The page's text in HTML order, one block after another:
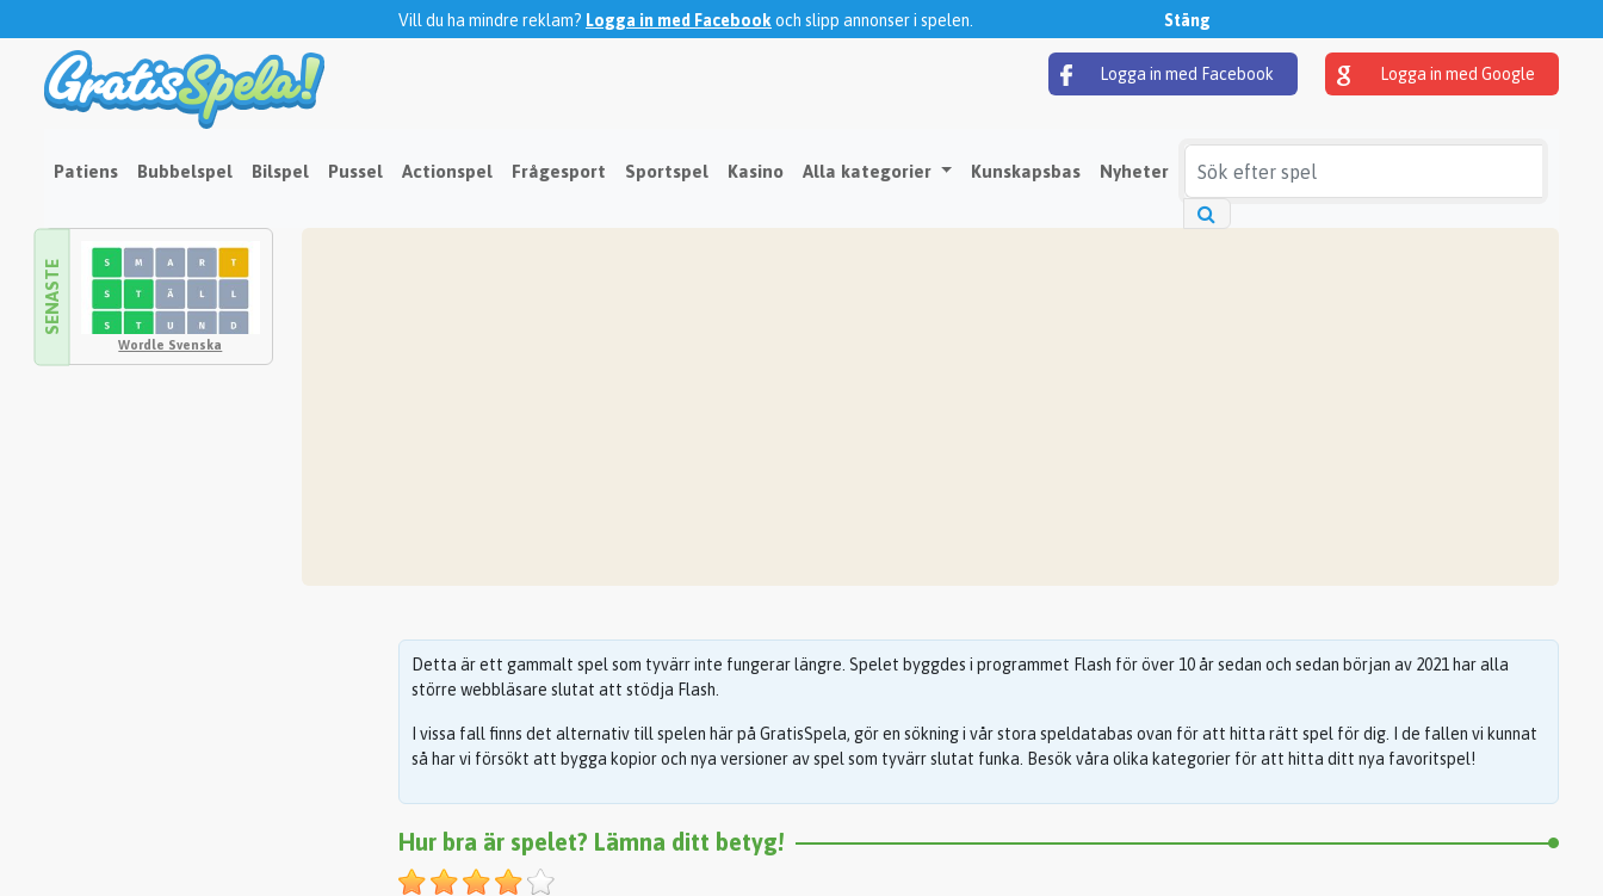
Vill du ha mindre reklam? Logga in med Facebook och slipp annonser i spelen. Stäng
Logga in med Facebook Logga in med Google
Patiens Bubbelspel Bilspel Pussel Actionspel Frågesport Sportspel Kasino Alla kategorier Kunskapsbas Nyheter
SENASTE
Wordle Svenska
Detta är ett gammalt spel som tyvärr inte fungerar längre. Spelet byggdes i programmet Flash för över 10 år sedan och sedan början av 2021 har alla
större webbläsare slutat att stödja Flash.
I vissa fall finns det alternativ till spelen här på GratisSpela, gör en sökning i vår stora speldatabas ovan för att hitta rätt spel för dig. I de fallen vi kunnat
så har vi försökt att bygga kopior och nya versioner av spel som tyvärr slutat funka. Besök våra olika kategorier för att hitta ditt nya favoritspel!
Hur bra är spelet? Lämna ditt betyg!